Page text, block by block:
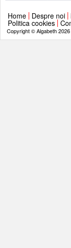
Home Despre noi
Politica cookies
Copyright © Algabeth 2026